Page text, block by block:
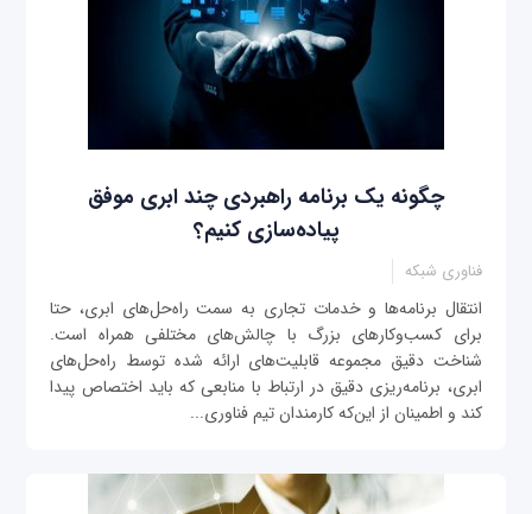
چگونه یک برنامه راهبردی چند ابری موفق
پیاده‌سازی کنیم؟
فناوری شبکه
انتقال برنامه‌ها و خدمات تجاری به سمت راه‌حل‌های ابری، حتا
برای کسب‌وکارهای بزرگ با چالش‌های مختلفی همراه است.
شناخت دقیق مجموعه قابلیت‌های ارائه شده توسط راه‌حل‌های
ابری، برنامه‌ریزی دقیق در ارتباط با منابعی که باید اختصاص پیدا
کند و اطمینان از این‌که کارمندان تیم فناوری‌...